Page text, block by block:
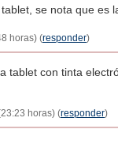
se nota que es
horas) (responder)
tablet con tinta
horas) (responder)